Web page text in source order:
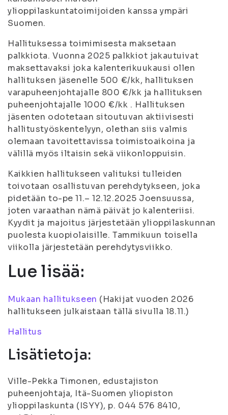
ylioppilaskuntatoimijoiden kanssa ympäri
Suomen.
Hallituksessa toimimisesta maksetaan
palkkiota. Vuonna 2025 palkkiot jakautuivat
maksettavaksi joka kalenterikuukausi ollen
hallituksen jäsenelle 500 €/kk, hallituksen
varapuheenjohtajalle 800 €/kk ja hallituksen
puheenjohtajalle 1000 €/kk . Hallituksen
jäsenten odotetaan sitoutuvan aktiivisesti
hallitustyöskentelyyn, olethan siis valmis
olemaan tavoitettavissa toimistoaikoina ja
välillä myös iltaisin sekä viikonloppuisin.
Kaikkien hallitukseen valituksi tulleiden
toivotaan osallistuvan perehdytykseen, joka
pidetään to-pe 11.– 12.12.2025 Joensuussa,
joten varaathan nämä päivät jo kalenteriisi.
Kyydit ja majoitus järjestetään ylioppilaskunnan
puolesta kuopiolaisille. Tammikuun toisella
viikolla järjestetään perehdytysviikko.
Lue lisää:
Mukaan hallitukseen (Hakijat vuoden 2026
hallitukseen julkaistaan tällä sivulla 18.11.)
Hallitus
Lisätietoja:
Ville-Pekka Timonen, edustajiston
puheenjohtaja, Itä-Suomen yliopiston
ylioppilaskunta (ISYY), p. 044 576 8410,